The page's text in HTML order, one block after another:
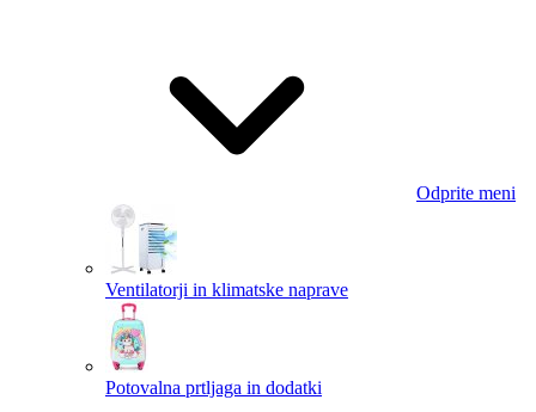
Odprite meni
Ventilatorji in klimatske naprave
Potovalna prtljaga in dodatki